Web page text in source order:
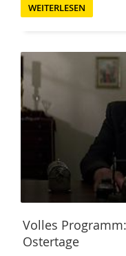
WEITERLESEN
Volles
Ostertage